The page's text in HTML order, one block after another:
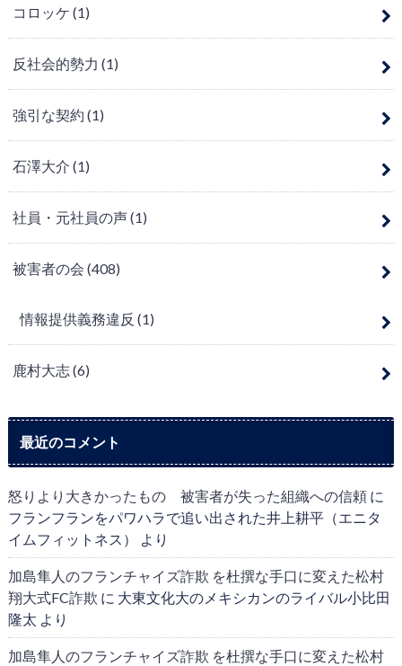
コロッケ (1)
反社会的勢力 (1)
強引な契約 (1)
石澤大介 (1)
社員・元社員の声(1)
被害者の会 (408)
情報提供義務違反 (1)
鹿村大志(6)
最近のコメント
怒りより大きかったもの 被害者が失った組織への信頼に
フランフランをパワハラで追い出された井上耕平（エニタ
イムフィットネス）
より
加島隼人のフランチャイズ詐欺 を杜撰な手口に変えた松村
翔大式FC詐欺 に 大東文化大のメキシカンのライバル小比田
隆太 より
加島隼人のフランチャイズ詐欺 を杜撰な手口に変えた松村